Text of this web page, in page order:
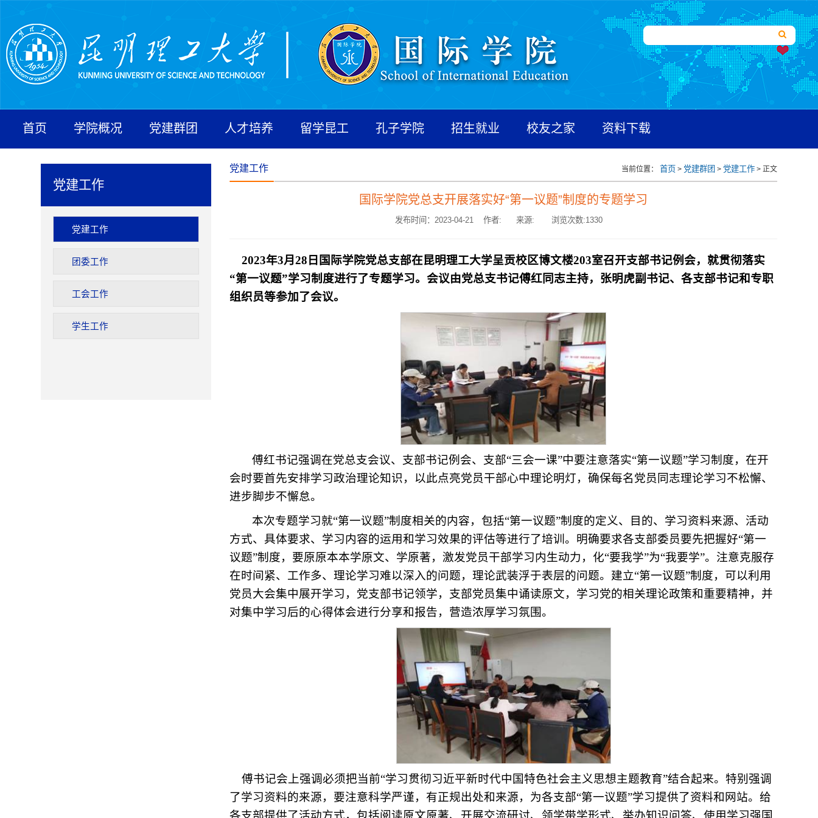
首页 学院概况 党建群团 人才培养 留学昆工 孔子学院 招生就业 校友之家 资料下载
党建工作
党建工作
团委工作
工会工作
学生工作
党建工作 当前位置： 首页 > 党建群团 > 党建工作 > 正文
国际学院党总支开展落实好“第一议题”制度的专题学习
发布时间：2023-04-21 作者: 来源: 浏览次数:1330
2023年3月28日国际学院党总支部在昆明理工大学呈贡校区博文楼203室召开支部书记例会，就贯彻落实
“第一议题”学习制度进行了专题学习。会议由党总支书记傅红同志主持，张明虎副书记、各支部书记和专职
组织员等参加了会议。
傅红书记强调在党总支会议、支部书记例会、支部“三会一课”中要注意落实“第一议题”学习制度，在开
会时要首先安排学习政治理论知识，以此点亮党员干部心中理论明灯，确保每名党员同志理论学习不松懈、
进步脚步不懈怠。
本次专题学习就“第一议题”制度相关的内容，包括“第一议题”制度的定义、目的、学习资料来源、活动
方式、具体要求、学习内容的运用和学习效果的评估等进行了培训。明确要求各支部委员要先把握好“第一
议题”制度，要原原本本学原文、学原著，激发党员干部学习内生动力，化“要我学”为“我要学”。注意克服存
在时间紧、工作多、理论学习难以深入的问题，理论武装浮于表层的问题。建立“第一议题”制度，可以利用
党员大会集中展开学习，党支部书记领学，支部党员集中诵读原文，学习党的相关理论政策和重要精神，并
对集中学习后的心得体会进行分享和报告，营造浓厚学习氛围。
傅书记会上强调必须把当前“学习贯彻习近平新时代中国特色社会主义思想主题教育”结合起来。特别强调
了学习资料的来源，要注意科学严谨，有正规出处和来源，为各支部“第一议题”学习提供了资料和网站。给
各支部提供了活动方式，包括阅读原文原著、开展交流研讨、领学带学形式、举办知识问答、使用学习强国